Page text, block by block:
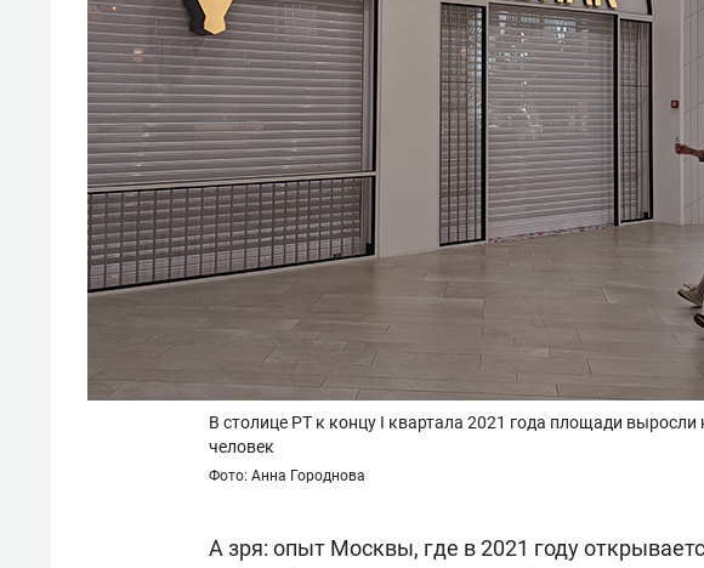
В столице РТ к концу I квартала 2021 года площади выросли
человек
Фото: Анна Городнова
А зря: опыт Москвы, где в 2021 году